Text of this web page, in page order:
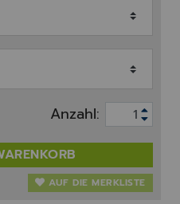
Anzahl:
AUF DIE MERKLISTE